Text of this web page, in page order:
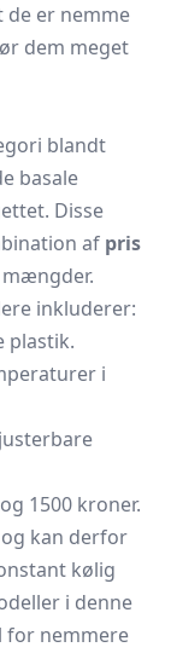
de er nemme
dem meget
blandt
basale
Disse
af pris
inkluderer:
plastik.
i
1500 kroner.
kan derfor
kølig
i denne
for nemmere